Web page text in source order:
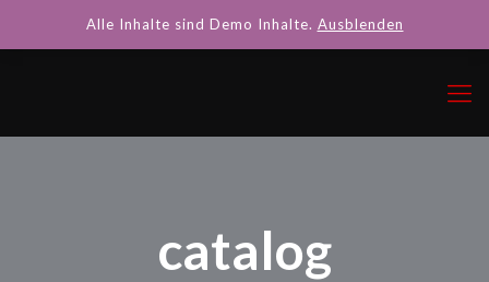
catalog
Alle Inhalte sind Demo Inhalte. Ausblenden